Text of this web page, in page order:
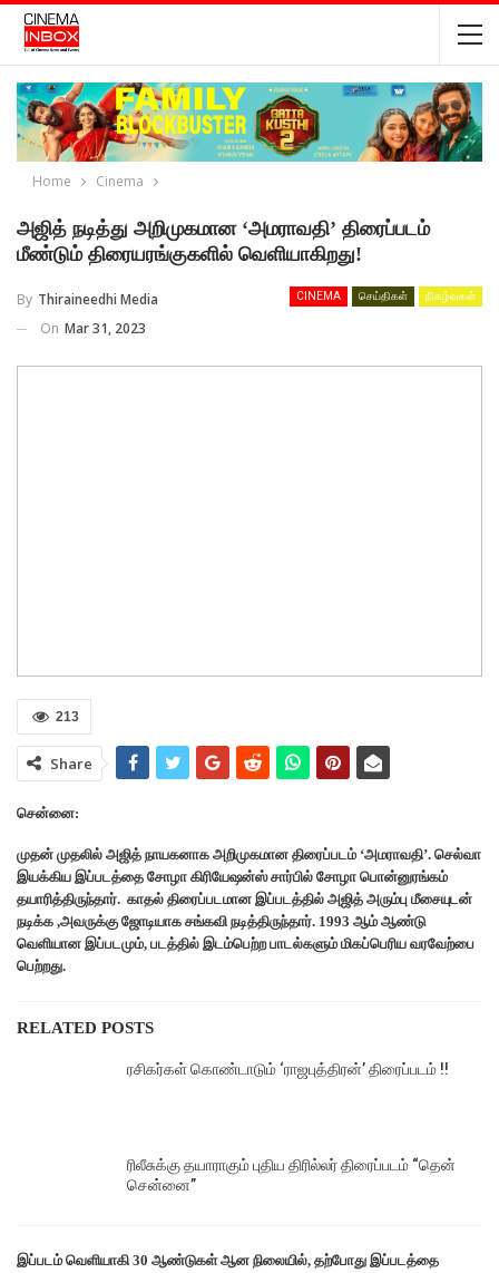
Home Cinema
அஜித் நடித்து அறிமுகமான ‘அமராவதி’ திரைப்படம்
மீண்டும் திரையரங்குகளில் வெளியாகிறது!
CINEMA செய்திகள் நிகழ்வுகள்
By Thiraineedhi Media
On Mar 31, 2023
213
Share
சென்னை:
முதன் முதலில் அஜித் நாயகனாக அறிமுகமான திரைப்படம் ‘அமராவதி’. செல்வா
இயக்கிய இப்படத்தை சோழா கிரியேஷன்ஸ் சார்பில் சோழா பொன்னுரங்கம்
தயாரித்திருந்தார். காதல் திரைப்படமான இப்படத்தில் அஜித் அரும்பு மீசையுடன்
நடிக்க ,அவருக்கு ஜோடியாக சங்கவி நடித்திருந்தார். 1993 ஆம் ஆண்டு
வெளியான இப்படமும், படத்தில் இடம்பெற்ற பாடல்களும் மிகப்பெரிய வரவேற்பை
பெற்றது.
RELATED POSTS
ரசிகர்கள் கொண்டாடும் ‘ராஜபுத்திரன்’ திரைப்படம் !!
ரிலீசுக்கு தயாராகும் புதிய திரில்லர் திரைப்படம் “தென்
சென்னை”
இப்படம் வெளியாகி 30 ஆண்டுகள் ஆன நிலையில், தற்போது இப்படத்தை